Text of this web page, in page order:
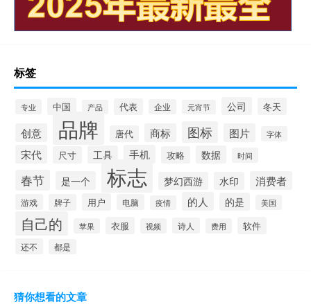
标签
专业 中国 产品 代表 企业 元宵节 公司 冬天
创意 品牌 唐代 商标 图标 图片 字体
宋代 尺寸 工具 手机 攻略 数据 时间
春节 是一个 标志 梦幻西游 水印 消费者
游戏 牌子 用户 电脑 疫情 的人 的是 美国
自己的 苹果 衣服 视频 诗人 费用 软件
还不 都是
猜你想看的文章